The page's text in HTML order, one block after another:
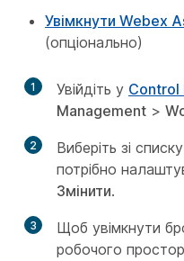
Увімкнути Webex
(опціонально)
1 Увійдіть у Control
Management >
2
Виберіть зі
потрібно
Змінити.
3
Щоб увімкнути
робочого